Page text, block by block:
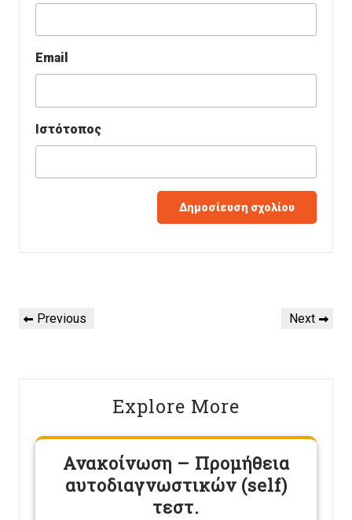
Email
Ιστότοπος
Πλοήγηση
άρθρων
Previous
Previous
Next
Next
Explore More
Ανακοίνωση – Προμήθεια
αυτοδιαγνωστικών (self)
τεστ.